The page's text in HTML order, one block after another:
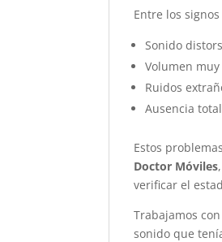
Entre los
Sonido
Volumen
Ruidos
Ausencia
Estos
Doctor Móviles
verificar el
Trabajamos con
sonido que